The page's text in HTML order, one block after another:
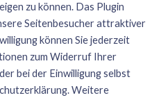
zu können. Das Plugin
Seitenbesucher attraktiver
können Sie jederzeit
zum Widerruf Ihrer
bei der Einwilligung selbst
Weitere